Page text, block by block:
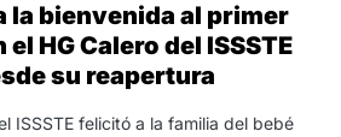
la bienvenida al primer
HG Calero del ISSSTE
su reapertura
ISSSTE felicitó a la familia del bebé